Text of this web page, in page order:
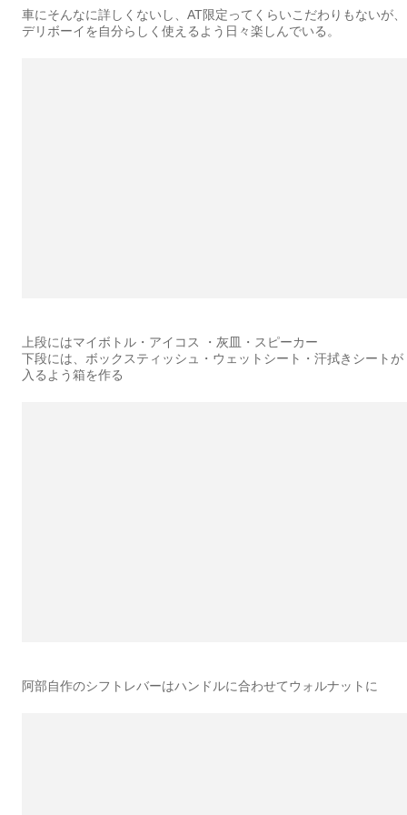
車にそんなに詳しくないし、AT限定ってくらいこだわりもないが、
デリボーイを自分らしく使えるよう日々楽しんでいる。
上段にはマイボトル・アイコス ・灰皿・スピーカー
下段には、ボックスティッシュ・ウェットシート・汗拭きシートが
入るよう箱を作る
阿部自作のシフトレバーはハンドルに合わせてウォルナットに